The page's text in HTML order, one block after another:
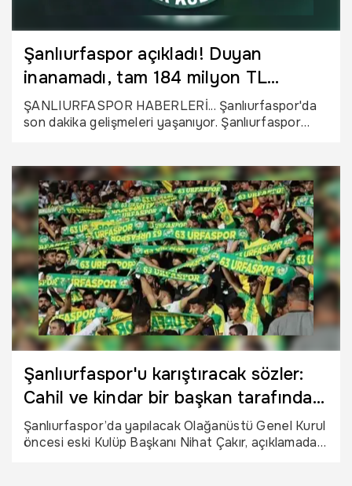
Şanlıurfaspor açıkladı! Duyan
inanamadı, tam 184 milyon TL
kazandı
ŞANLIURFASPOR HABERLERİ... Şanlıurfaspor'da
son dakika gelişmeleri yaşanıyor. Şanlıurfaspor
Şanlıurfaspor'u karıştıracak sözler:
Cahil ve kindar bir başkan tarafından
silindi
Şanlıurfaspor’da yapılacak Olağanüstü Genel Kurul
öncesi eski Kulüp Başkanı Nihat Çakır, açıklamada